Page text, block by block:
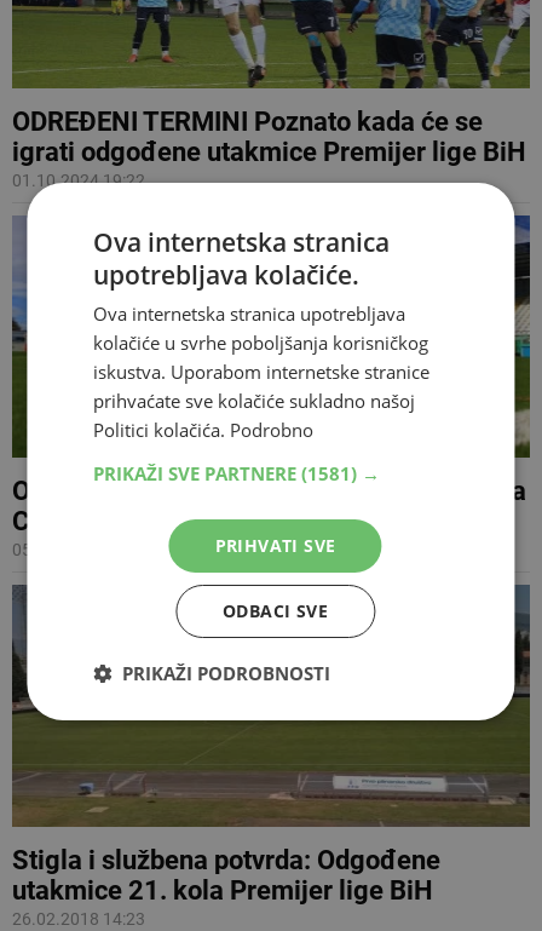
ODREĐENI TERMINI Poznato kada će se
igrati odgođene utakmice Premijer lige BiH
01.10.2024 19:22
Odgođena utakmica Širokog Brijega i Tuzla
City, neće igrati ni Željezničar i Borac
05.05.2022 18:11
Stigla i službena potvrda: Odgođene
utakmice 21. kola Premijer lige BiH
26.02.2018 14:23
Ova internetska stranica
upotrebljava kolačiće.
Ova internetska stranica upotrebljava
kolačiće u svrhe poboljšanja korisničkog
iskustva. Uporabom internetske stranice
prihvaćate sve kolačiće sukladno našoj
Politici kolačića. Podrobno
PRIKAŽI SVE PARTNERE (1581) →
PRIHVATI SVE
ODBACI SVE
PRIKAŽI PODROBNOSTI